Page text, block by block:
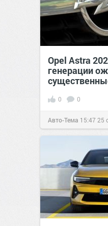
Opel Astra
генерации
0 0
Авто-Тема 15:47 25